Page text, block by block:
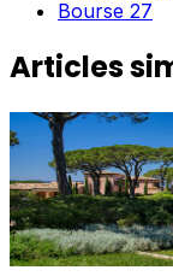
Bourse 27
Articles